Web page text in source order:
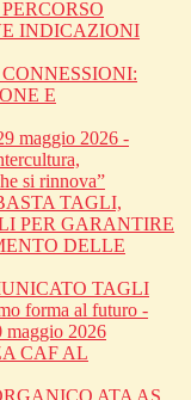
INDICAZIONI
E
maggio 2026 -
si rinnova”
TAGLI,
PER GARANTIRE
DELLE
TAGLI
forma al futuro -
maggio 2026
CAF AL